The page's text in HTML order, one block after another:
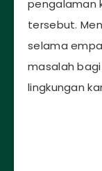
pengalaman
tersebut.
selama
masalah
lingkungan